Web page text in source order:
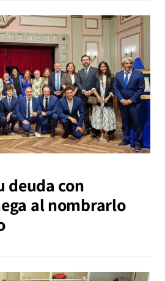
deuda con
al nombrarlo